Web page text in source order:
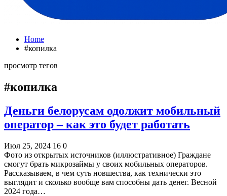
Home
#копилка
просмотр тегов
#копилка
Деньги белорусам одолжит мобильный
оператор – как это будет работать
Июл 25, 2024 16 0
Фото из открытых источников (иллюстративное) Граждане
смогут брать микрозаймы у своих мобильных операторов.
Рассказываем, в чем суть новшества, как технически это
выглядит и сколько вообще вам способны дать денег. Весной
2024 года…